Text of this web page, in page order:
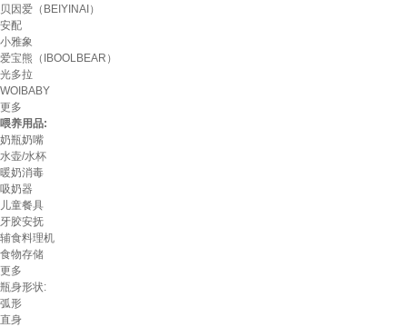
贝因爱（BEIYINAI）
安配
小雅象
爱宝熊（IBOOLBEAR）
光多拉
WOIBABY
更多
喂养用品:
奶瓶奶嘴
水壶/水杯
暖奶消毒
吸奶器
儿童餐具
牙胶安抚
辅食料理机
食物存储
更多
瓶身形状:
弧形
直身